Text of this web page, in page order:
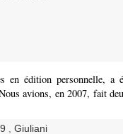
en édition personnelle, a
avions, en 2007, fait
, Giuliani